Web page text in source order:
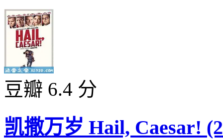
豆瓣 6.4 分
凯撒万岁 Hail, Caesar!